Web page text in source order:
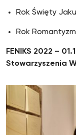
Rok Święty
Rok
FENIKS 2022 –
Stowarzyszenia